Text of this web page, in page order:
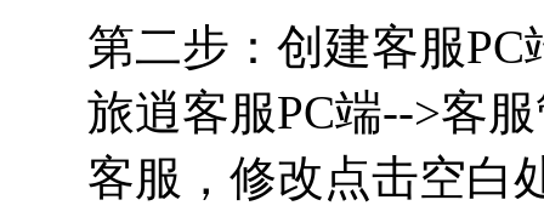
第二步：创建客服PC
旅逍客服PC端-->客
客服，修改点击空白